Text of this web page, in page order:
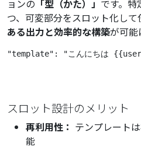
ョンの 「型（かた）」 です。
つ、可変部分をスロット化して
ある出力と効率的な構築が可能
"template": "こんにちは
スロット設計のメリット
再利用性： テンプレート
能